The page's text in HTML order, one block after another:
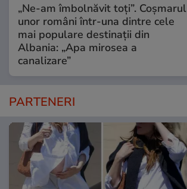
„Ne-am îmbolnăvit toți”. Coșmarul
unor români într-una dintre cele
mai populare destinații din
Albania: „Apa mirosea a
canalizare”
PARTENERI